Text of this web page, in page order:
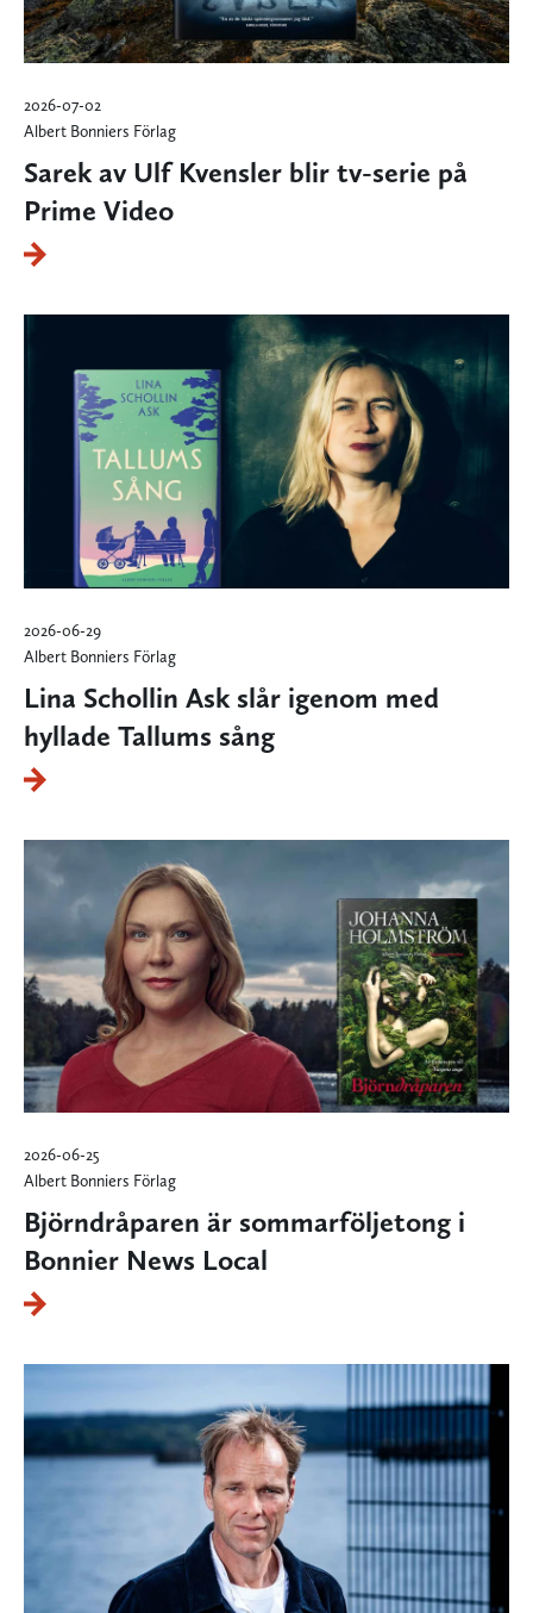
2026-07-02
Albert Bonniers Förlag
Sarek av Ulf Kvensler blir tv-serie på
Prime Video
2026-06-29
Albert Bonniers Förlag
Lina Schollin Ask slår igenom med
hyllade Tallums sång
2026-06-25
Albert Bonniers Förlag
Björndråparen är sommarföljetong i
Bonnier News Local